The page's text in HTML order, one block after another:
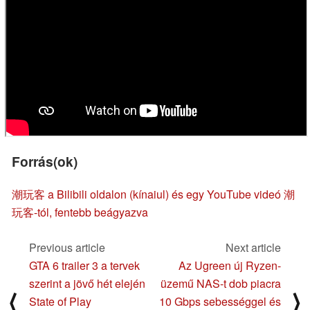
Forrás(ok)
潮玩客 a Bilibili oldalon (kínaiul) és egy YouTube videó 潮
玩客-tól, fentebb beágyazva
⟨
Previous article
GTA 6 trailer 3 a tervek
szerint a jövő hét elején
State of Play
Next article
Az Ugreen új Ryzen-
üzemű NAS-t dob piacra
10 Gbps sebességgel és
⟩